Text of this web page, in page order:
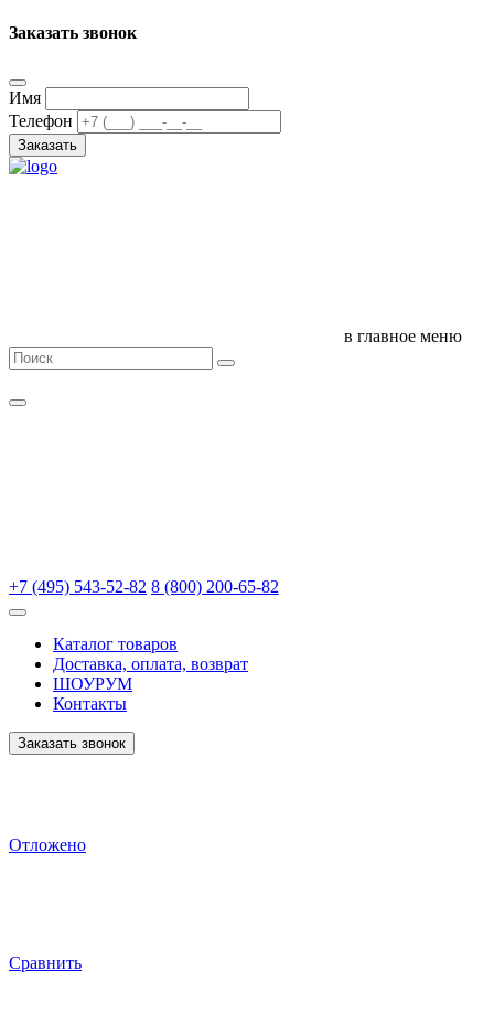
Заказать звонок
Имя
Телефон
Заказать
в главное меню
+7 (495) 543-52-82 8 (800) 200-65-82
Каталог товаров
Доставка, оплата, возврат
ШОУРУМ
Контакты
Заказать звонок
Отложено
Сравнить